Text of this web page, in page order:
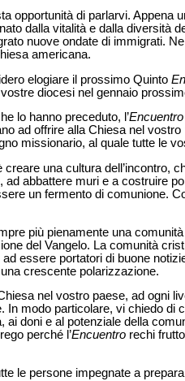
opportunità di parlarvi. Appena
dalla vitalità e dalla diversità
nuove ondate di immigrati.
americana.
elogiare il prossimo Quinto
diocesi nel gennaio
lo hanno preceduto, l’Encuentro
ad offrire alla Chiesa nel
missionario, al quale tutte le
creare una cultura dell’incontro,
ad abbattere muri e a costruire
un fermento di comunione.
più pienamente una
del Vangelo. La comunità
essere portatori di buone
crescente polarizzazione.
nel vostro paese, ad ogni
In modo particolare, vi chiedo
ai doni e al potenziale della
perché l’Encuentro rechi
le persone impegnate a